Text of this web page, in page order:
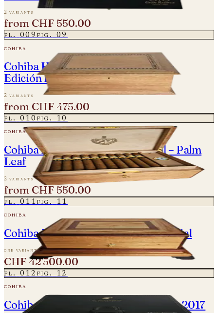
2 variants
from CHF 550.00
pl. 009fig. 09
cohiba
Cohiba Humidor Double Coronas -
Edición Especial
2 variants
from CHF 475.00
pl. 010fig. 10
cohiba
Cohiba Ideales - Edición Especial – Palm
Leaf
2 variants
from CHF 550.00
pl. 011fig. 11
cohiba
Cohiba Majestuosos - Edición Especial
one variant
CHF 42'500.00
pl. 012fig. 12
cohiba
Cohiba Talismán - Edición Limitada 2017